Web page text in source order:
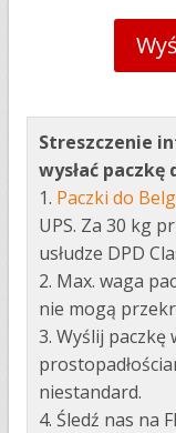
Streszczenie
wysłać paczkę
1. Paczki do
UPS. Za 30 kg
usłudze DPD
2. Max. waga
nie mogą
3. Wyślij paczkę
niestandard.
4. Śledź nas na